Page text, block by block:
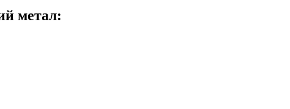
метал: